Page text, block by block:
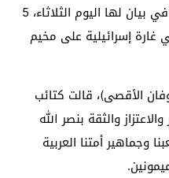
نعت كتائب القسام في طولكرم في بيان لها اليوم الثلاثاء، 5
إسرائيلية على مخيم
الأقصى)، قالت كتائب
والثقة بنصر الله
وجماهير أمتنا العربية